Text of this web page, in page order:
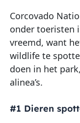
Corcovado
onder toeristen
vreemd, want
wildlife te
doen in het
alinea’s.
#1 Dieren